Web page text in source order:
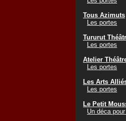
Tous Azimuts
Les portes
Tururut
Les portes
Atelier
Les portes
Les Arts
Les portes
Le Petit
Un déca